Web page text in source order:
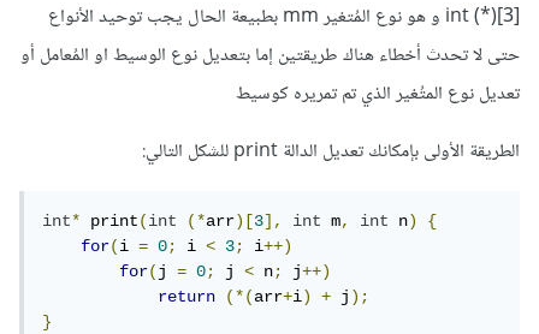
int (*)[3] و هو نوع المُتغير mm بطبيعة الحال يجب توحيد الأنواع
حتى لا تحدث أخطاء هناك طريقتين إما بتعديل نوع الوسيط او المُعامل أو
تعديل نوع المتُغير الذي تم تمريره كوسيط
الطريقة الأولى بإمكانك تعديل الدالة print للشكل التالي:
int* print(int (*arr)[3], int m, int n)
{
for(i = 0; i < 3; i++)
for(j = 0; j < n; j++)
return
(*(arr+i) + j);
}